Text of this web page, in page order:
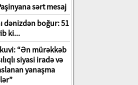
sərt mesaj
dənizdən boğur: 51
ki...
“Ən mürəkkəb
siyasi iradə və
yanaşma